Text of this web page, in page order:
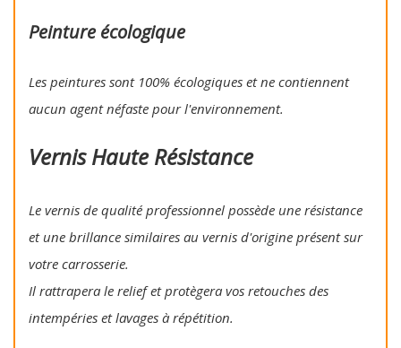
Peinture écologique
Les peintures sont 100% écologiques et ne contiennent
aucun agent néfaste pour l'environnement.
Vernis Haute Résistance
Le vernis de qualité professionnel possède une résistance
et une brillance similaires au vernis d'origine présent sur
votre carrosserie.
Il rattrapera le relief et protègera vos retouches des
intempéries et lavages à répétition.